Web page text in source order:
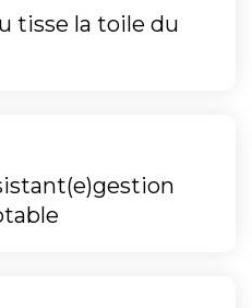
tisse la toile du